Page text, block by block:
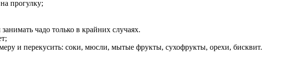
прогулку;
чадо только в крайних случаях.
и перекусить: соки, мюсли, мытые фрукты, сухофрукты, орехи, бисквит.